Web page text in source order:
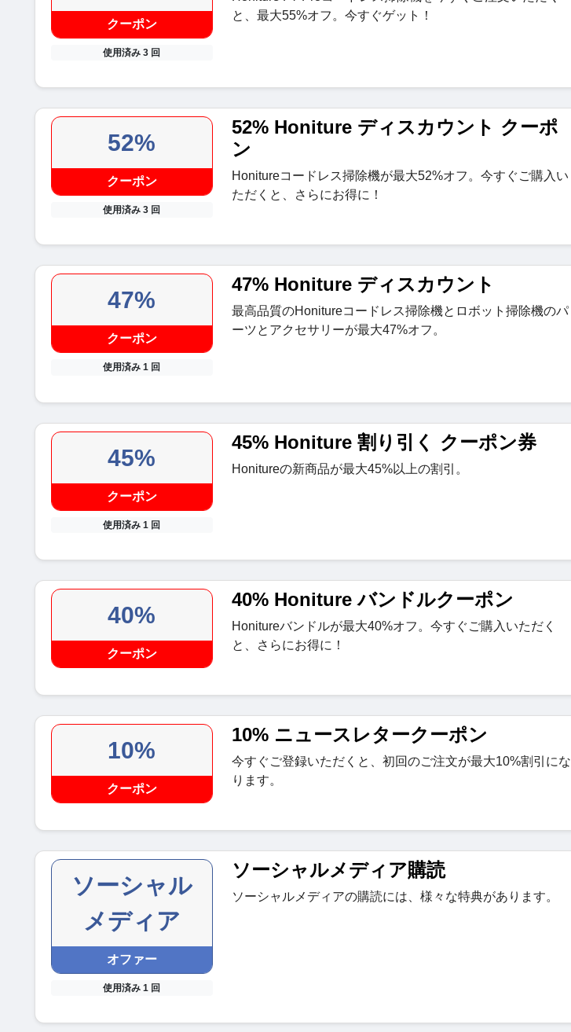
クーポン
使用済み 3 回
と、最大55%オフ。今すぐゲット！
52%
クーポン
使用済み 3 回
52% Honiture ディスカウント クーポ
ン
Honitureコードレス掃除機が最大52%オフ。今すぐご購入い
ただくと、さらにお得に！
47%
クーポン
使用済み 1 回
47% Honiture ディスカウント
最高品質のHonitureコードレス掃除機とロボット掃除機のパ
ーツとアクセサリーが最大47%オフ。
45%
クーポン
使用済み 1 回
45% Honiture 割り引く クーポン券
Honitureの新商品が最大45%以上の割引。
40%
クーポン
40% Honiture バンドルクーポン
Honitureバンドルが最大40%オフ。今すぐご購入いただく
と、さらにお得に！
10%
クーポン
10% ニュースレタークーポン
今すぐご登録いただくと、初回のご注文が最大10%割引にな
ります。
ソーシャル
メディア
オファー
使用済み 1 回
ソーシャルメディア購読
ソーシャルメディアの購読には、様々な特典があります。